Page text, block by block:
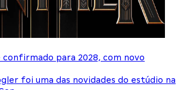
confirmado para 2028, com novo
foi uma das novidades do estúdio na